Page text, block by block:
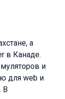
а
в Канаде.
и
для web и
В